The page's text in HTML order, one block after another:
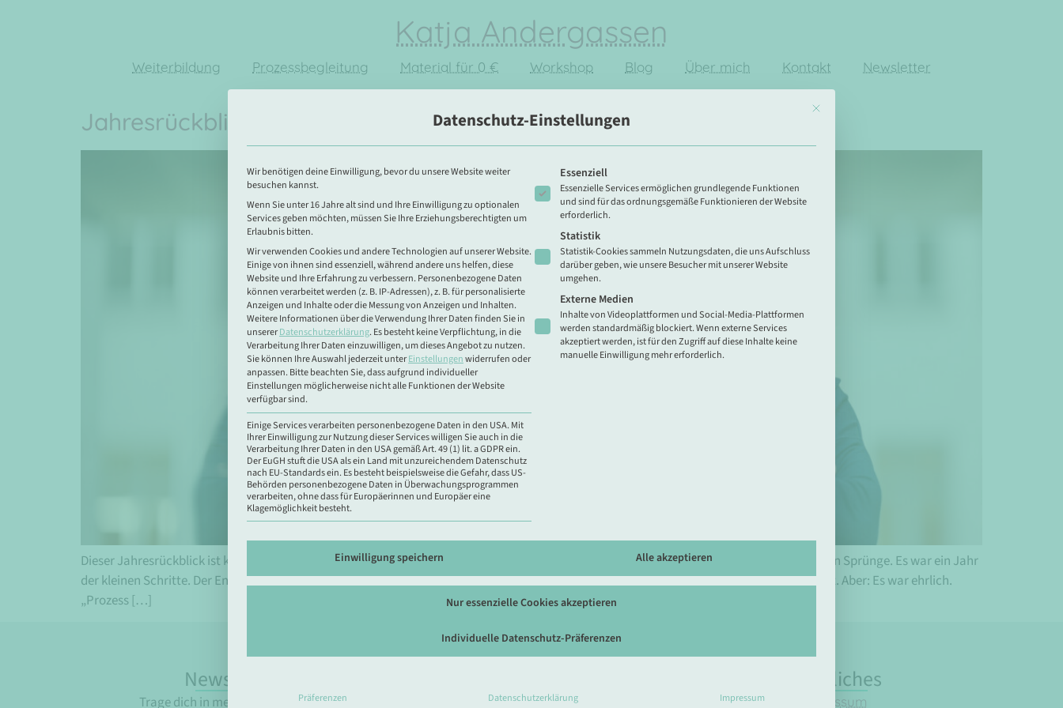
Katja Andergassen
Weiterbildung Prozessbegleitung Material für 0 € Workshop Blog Über mich Kontakt Newsletter
Jahresrückblick 2025 – Schritt für Schritt durchs erste Jahr
Dieser Jahresrückblick ist kein Best-of. Er ist ein Dazwischen. 2025 war mein erstes Jahr als Selbstständige. Und es war kein Jahr der großen Sprünge. Es war ein Jahr
der kleinen Schritte. Der Entscheidungen. Der ersten Male. Nicht alles war geplant. Nicht alles war leicht. Und längst nicht alles war perfekt. Aber: Es war ehrlich.
„Prozess […]
Newsletter
Trage dich in meinen Newsletter Schreibe mir eineE-Mail
Rechtliches
Impressum
Mit diesem Button wird der Dialog geschlossen. Seine
Datenschutz-Einstellungen
Wir benötigen deine Einwilligung, bevor du unsere Website weiter
besuchen kannst.
Wenn Sie unter 16 Jahre alt sind und Ihre Einwilligung zu optionalen
Services geben möchten, müssen Sie Ihre Erziehungsberechtigten um
Erlaubnis bitten.
Wir verwenden Cookies und andere Technologien auf unserer Website.
Einige von ihnen sind essenziell, während andere uns helfen, diese
Website und Ihre Erfahrung zu verbessern.Personenbezogene Daten
können verarbeitet werden (z. B. IP-Adressen), z. B. für personalisierte
Anzeigen und Inhalte oder die Messung von Anzeigen und Inhalten.
Weitere Informationen über die Verwendung Ihrer Daten finden Sie in
unsererDatenschutzerklärung.Es besteht keine Verpflichtung, in die
Verarbeitung Ihrer Daten einzuwilligen, um dieses Angebot zu nutzen.
Sie können Ihre Auswahl jederzeit unterEinstellungenwiderrufen oder
anpassen.Bitte beachten Sie, dass aufgrund individueller
Einstellungen möglicherweise nicht alle Funktionen der Website
verfügbar sind.
Einige Services verarbeiten personenbezogene Daten in den USA. Mit
Ihrer Einwilligung zur Nutzung dieser Services willigen Sie auch in die
Verarbeitung Ihrer Daten in den USA gemäß Art. 49 (1) lit. a GDPR ein.
Der EuGH stuft die USA als ein Land mit unzureichendem Datenschutz
nach EU-Standards ein. Es besteht beispielsweise die Gefahr, dass US-
Behörden personenbezogene Daten in Überwachungsprogrammen
verarbeiten, ohne dass für Europäerinnen und Europäer eine
Klagemöglichkeit besteht.
Es folgt eine Liste der Service-Gruppen, für die eine Einwilligung erteilt werden kann. Die erste
Essenziell
Essenzielle Services ermöglichen grundlegende Funktionen
und sind für das ordnungsgemäße Funktionieren der Website
erforderlich.
Statistik
Statistik-Cookies sammeln Nutzungsdaten, die uns Aufschluss
darüber geben, wie unsere Besucher mit unserer Website
umgehen.
Externe Medien
Inhalte von Videoplattformen und Social-Media-Plattformen
werden standardmäßig blockiert. Wenn externe Services
akzeptiert werden, ist für den Zugriff auf diese Inhalte keine
manuelle Einwilligung mehr erforderlich.
Einwilligung speichern Alle akzeptieren
Nur essenzielle Cookies akzeptieren
Individuelle Datenschutz-Präferenzen
Präferenzen Datenschutzerklärung Impressum